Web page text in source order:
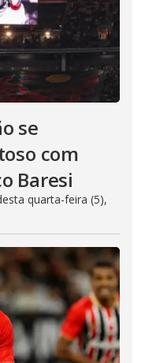
se
com
Baresi
quarta-feira (5),